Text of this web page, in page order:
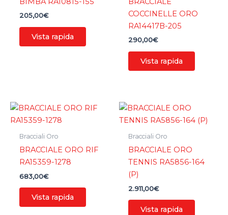
205,00€
Vista rapida
COCCINELLE ORO
RA14417B-205
290,00€
Vista rapida
Bracciali Oro
BRACCIALE ORO RIF
RA15359-1278
683,00€
Vista rapida
Bracciali Oro
BRACCIALE ORO
TENNIS RA5856-164
(P)
2.911,00€
Vista rapida